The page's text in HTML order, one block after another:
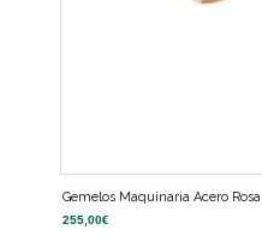
Gemelos Maquinaria Acero Rosa
255,00€